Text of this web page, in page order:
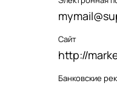
Сайт
http://
Банковские